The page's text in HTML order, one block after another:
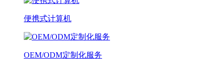
便携式计算机
OEM/ODM定制化服务